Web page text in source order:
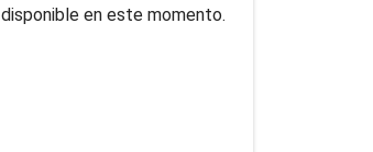
disponible en este momento.